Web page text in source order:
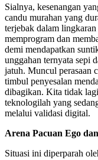
Sialnya, kesenangan
candu murahan yang
terjebak dalam
memprogram dan
demi mendapatkan
unggahan ternyata sepi
jatuh. Muncul perasaan
timbul penyesalan
dibagikan. Kita tidak
teknologilah yang
melalui validasi digital.
Arena Pacuan Ego
Situasi ini diperparah